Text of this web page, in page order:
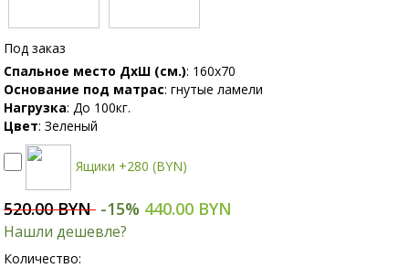
Под заказ
Спальное место ДхШ (см.): 160х70
Основание под матрас: гнутые ламели
Нагрузка: До 100кг.
Цвет: Зеленый
Ящики +280 (BYN)
520.00 BYN -15% 440.00 BYN
Нашли дешевле?
Количество: